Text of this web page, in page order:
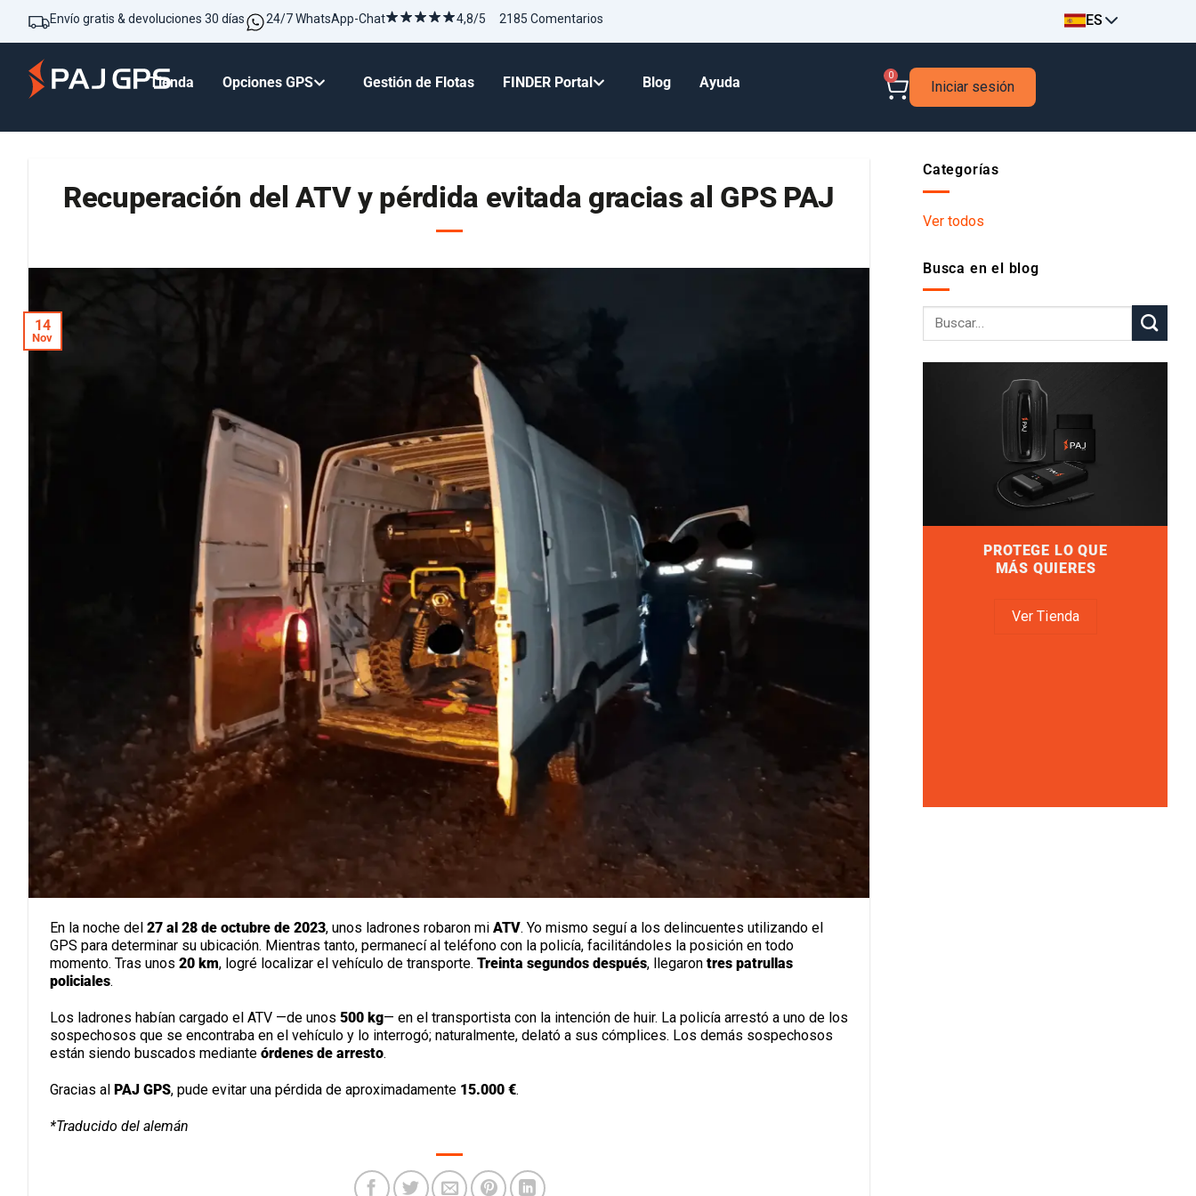
Envío gratis & devoluciones 30 días 24/7 WhatsApp-Chat 4,8/5 2185 Comentarios ES
Tienda Opciones GPS Gestión de Flotas FINDER Portal Blog Ayuda 0
Iniciar sesión
Recuperación del ATV y pérdida evitada gracias al GPS PAJ
14
Nov
En la noche del 27 al 28 de octubre de 2023, unos ladrones robaron mi ATV. Yo mismo seguí a los delincuentes utilizando el
GPS para determinar su ubicación. Mientras tanto, permanecí al teléfono con la policía, facilitándoles la posición en todo
momento. Tras unos 20 km, logré localizar el vehículo de transporte. Treinta segundos después, llegaron tres patrullas
policiales.
Los ladrones habían cargado el ATV —de unos 500 kg— en el transportista con la intención de huir. La policía arrestó a uno de los
sospechosos que se encontraba en el vehículo y lo interrogó; naturalmente, delató a sus cómplices. Los demás sospechosos
están siendo buscados mediante órdenes de arresto.
Gracias al PAJ GPS, pude evitar una pérdida de aproximadamente 15.000 €.
*Traducido del alemán
Categorías
Ver todos
Busca en el blog
PROTEGE LO QUE
MÁS QUIERES
Ver Tienda